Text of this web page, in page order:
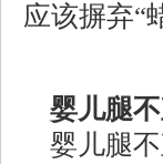
应该摒弃“
婴儿腿
婴儿腿不